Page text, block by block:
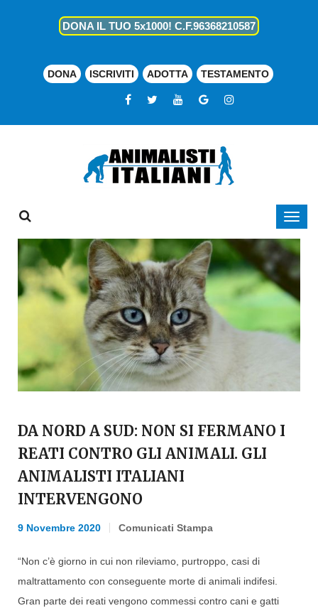
DONA IL TUO 5x1000! C.F.96368210587
DONA ISCRIVITI ADOTTA TESTAMENTO
DA NORD A SUD: NON SI FERMANO I
REATI CONTRO GLI ANIMALI. GLI
ANIMALISTI ITALIANI
INTERVENGONO
9 Novembre 2020 Comunicati Stampa
“Non c’è giorno in cui non rileviamo, purtroppo, casi di
maltrattamento con conseguente morte di animali indifesi.
Gran parte dei reati vengono commessi contro cani e gatti